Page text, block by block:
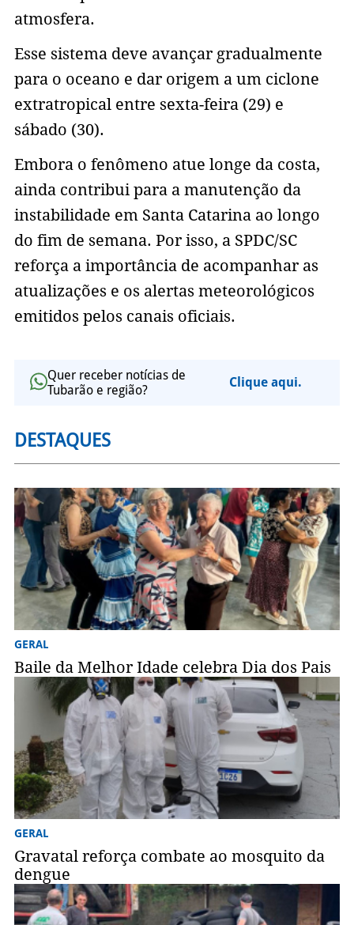
atmosfera.
Esse sistema deve avançar gradualmente
para o oceano e dar origem a um ciclone
extratropical entre sexta-feira (29) e
sábado (30).
Embora o fenômeno atue longe da costa,
ainda contribui para a manutenção da
instabilidade em Santa Catarina ao longo
do fim de semana. Por isso, a SPDC/SC
reforça a importância de acompanhar as
atualizações e os alertas meteorológicos
emitidos pelos canais oficiais.
Quer receber notícias de
Tubarão e região?
Clique aqui.
DESTAQUES
GERAL
Baile da Melhor Idade celebra Dia dos Pais
GERAL
Gravatal reforça combate ao mosquito da
dengue